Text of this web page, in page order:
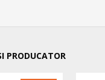
PRODUCATOR